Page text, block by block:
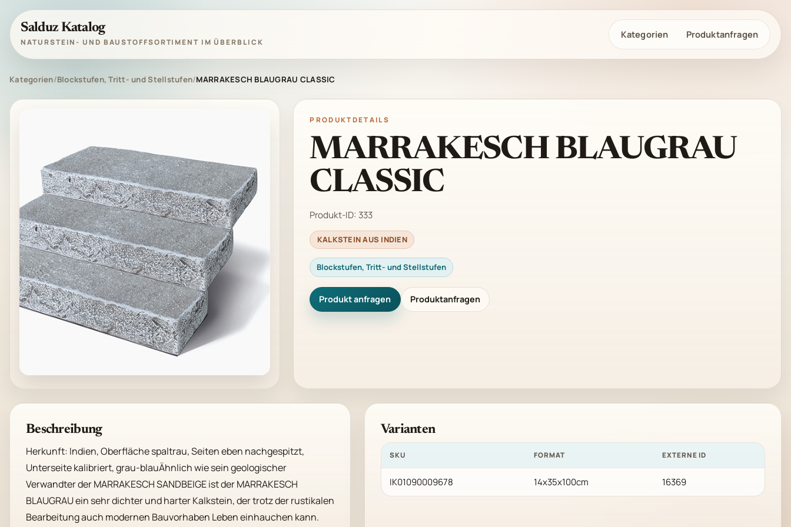
Salduz Katalog
NATURSTEIN- UND BAUSTOFFSORTIMENT IM ÜBERBLICK
Kategorien Produktanfragen
Kategorien/Blockstufen, Tritt- und Stellstufen/MARRAKESCH BLAUGRAU CLASSIC
PRODUKTDETAILS
MARRAKESCH BLAUGRAU
CLASSIC
Produkt-ID: 333
KALKSTEIN AUS INDIEN
Blockstufen, Tritt- und Stellstufen
Produkt anfragen Produktanfragen
Beschreibung
Herkunft: Indien, Oberfläche spaltrau, Seiten eben nachgespitzt,
Unterseite kalibriert, grau-blauÄhnlich wie sein geologischer
Verwandter der MARRAKESCH SANDBEIGE ist der MARRAKESCH
BLAUGRAU ein sehr dichter und harter Kalkstein, der trotz der rustikalen
Bearbeitung auch modernen Bauvorhaben Leben einhauchen kann.
Varianten
SKU FORMAT EXTERNE ID
IK01090009678 14x35x100cm 16369